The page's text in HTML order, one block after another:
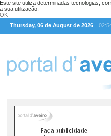
Este site utiliza determinadas tecnologias,
a sua utilização.
OK
Thursday, 06 de August de 2026